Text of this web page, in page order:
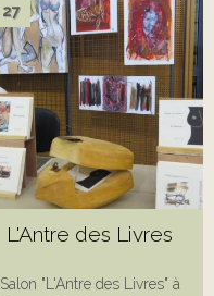
27
L'Antre des Livres
Salon "L'Antre des Livres" à